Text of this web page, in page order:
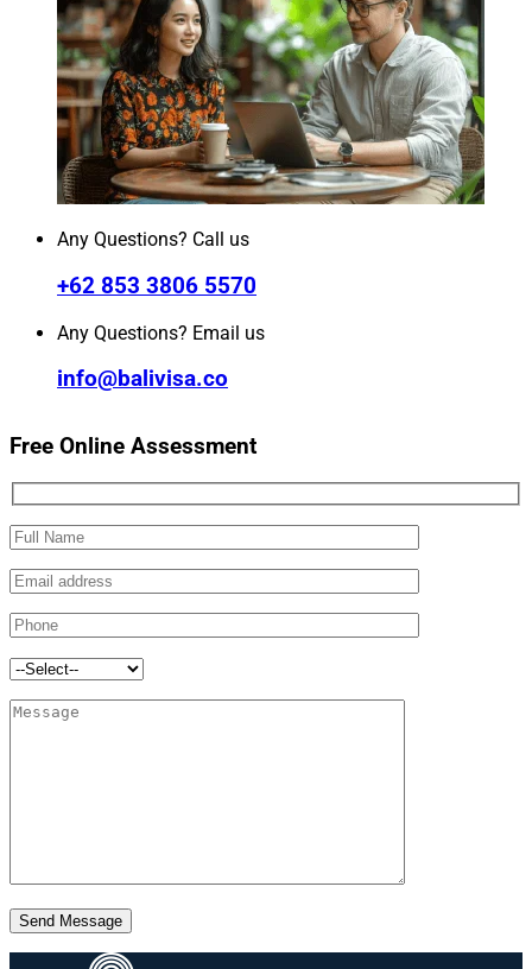
Any Questions? Call us
+62 853 3806 5570
Any Questions? Email us
info@balivisa.co
Free Online Assessment
Send Message